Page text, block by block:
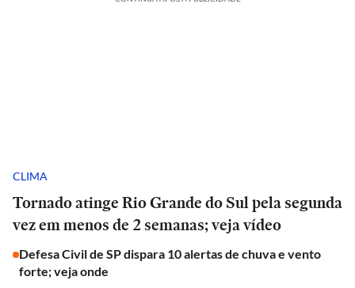
CLIMA
Tornado atinge Rio Grande do Sul pela segunda
vez em menos de 2 semanas; veja vídeo
Defesa Civil de SP dispara 10 alertas de chuva e vento
forte; veja onde